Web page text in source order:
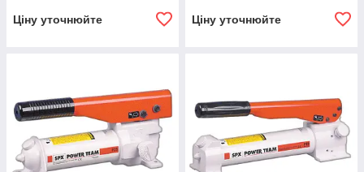
Ціну уточнюйте Ціну уточнюйте